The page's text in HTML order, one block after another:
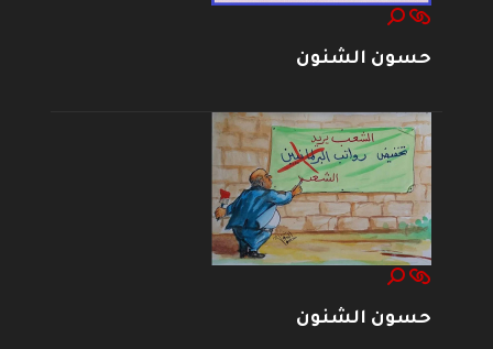
حسون الشنون
حسون الشنون